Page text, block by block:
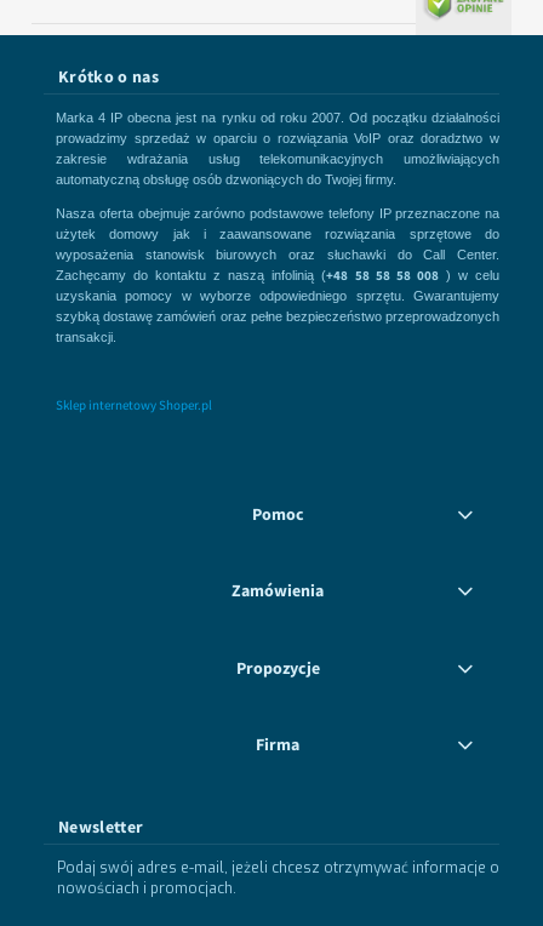
Krótko o nas
Marka 4 IP obecna jest na rynku od roku 2007. Od początku działalności
prowadzimy sprzedaż w oparciu o rozwiązania VoIP oraz doradztwo w
zakresie wdrażania usług telekomunikacyjnych umożliwiających
automatyczną obsługę osób dzwoniących do Twojej firmy.
Nasza oferta obejmuje zarówno podstawowe telefony IP przeznaczone na
użytek domowy jak i zaawansowane rozwiązania sprzętowe do
wyposażenia stanowisk biurowych oraz słuchawki do Call Center.
Zachęcamy do kontaktu z naszą infolinią (+48 58 58 58 008) w celu
uzyskania pomocy w wyborze odpowiedniego sprzętu. Gwarantujemy
szybką dostawę zamówień oraz pełne bezpieczeństwo przeprowadzonych
transakcji.
Sklep internetowy Shoper.pl
Pomoc
Zamówienia
Propozycje
Firma
Newsletter
Podaj swój adres e-mail, jeżeli chcesz otrzymywać informacje o
nowościach i promocjach.